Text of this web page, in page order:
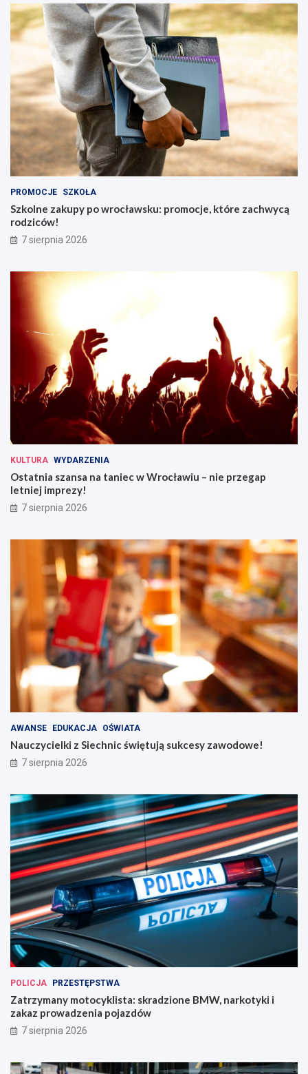
PROMOCJE SZKOŁA
Szkolne zakupy po wrocławsku: promocje, które zachwycą
rodziców!
7 sierpnia 2026
KULTURA WYDARZENIA
Ostatnia szansa na taniec w Wrocławiu – nie przegap
letniej imprezy!
7 sierpnia 2026
AWANSE EDUKACJA OŚWIATA
Nauczycielki z Siechnic świętują sukcesy zawodowe!
7 sierpnia 2026
POLICJA PRZESTĘPSTWA
Zatrzymany motocyklista: skradzione BMW, narkotyki i
zakaz prowadzenia pojazdów
7 sierpnia 2026